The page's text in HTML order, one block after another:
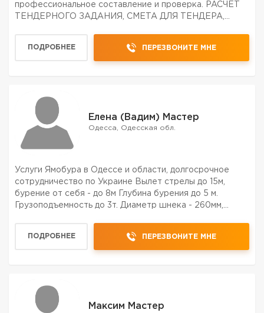
профессиональное составление и проверка. РАСЧЕТ
ТЕНДЕРНОГО ЗАДАНИЯ, СМЕТА ДЛЯ ТЕНДЕРА,
АКТОВ ВЫПОЛНЕННЫХ РАБОТ.Сметы для...
ПОДРОБНЕЕ ПЕРЕЗВОНИТЕ МНЕ
Елена (Вадим) Мастер
Одесса, Одесская обл.
Услуги Ямобура в Одессе и области, долгосрочное
сотрудничество по Украине Вылет стрелы до 15м,
бурение от себя - до 8м Глубина бурения до 5 м.
Грузоподъемность до 3т. Диаметр шнека - 260мм,
Смена - 8 рабоч...
ПОДРОБНЕЕ ПЕРЕЗВОНИТЕ МНЕ
Максим Мастер